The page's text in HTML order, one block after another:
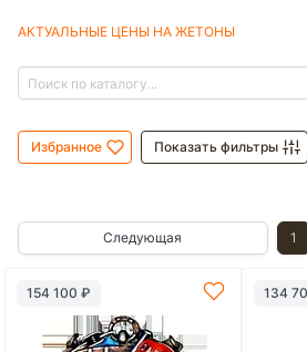
АКТУАЛЬНЫЕ ЦЕНЫ НА ЖЕТОНЫ
Избранное Показать фильтры
Следующая 1
154 100 ₽ 134